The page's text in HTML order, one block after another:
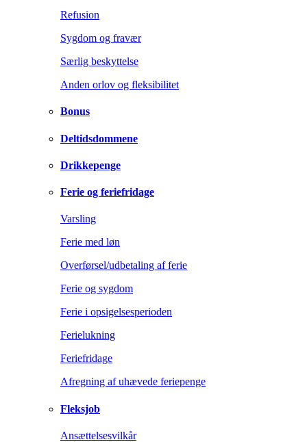
Refusion
Sygdom og fravær
Særlig beskyttelse
Anden orlov og fleksibilitet
Bonus
Deltidsdommene
Drikkepenge
Ferie og feriefridage
Varsling
Ferie med løn
Overførsel/udbetaling af ferie
Ferie og sygdom
Ferie i opsigelsesperioden
Ferielukning
Feriefridage
Afregning af uhævede feriepenge
Fleksjob
Ansættelsesvilkår